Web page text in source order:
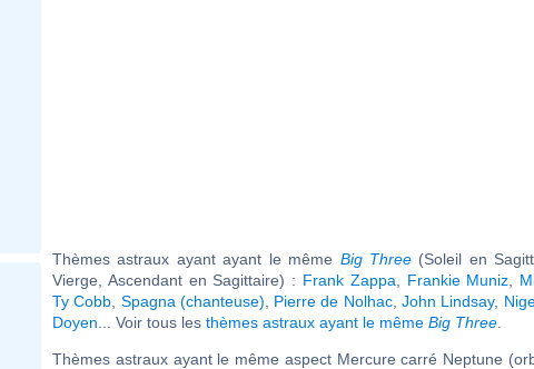
Thèmes astraux ayant ayant le même Big Three(Soleil en
Vierge, Ascendant en Sagittaire) : Frank Zappa Frankie Muniz
Ty Cobb Spagna (chanteuse) Pierre de Nolhac, John Lindsay,
Doyen ... Voir tous les thèmes astraux ayant le même Big Three
Thèmes astraux ayant le même aspect Mercure carré Neptune